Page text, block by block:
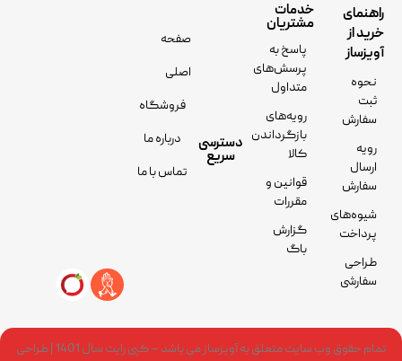
راهنمای
خرید از
آویزساز
نحوه
ثبت
سفارش
رویه
ارسال
سفارش
شیوه‌های
پرداخت
طراحی
سفارشی
خدمات
مشتریان
پاسخ به
پرسش‌های
متداول
رویه‌های
بازگرداندن
کالا
قوانین و
مقررات
گزارش
باگ
دسترسی
سریع
صفحه
اصلی
فروشگاه
درباره ما
تماس با ما
تمام حقوق وب سایت متعلق به آویزساز می باشد – کپی رایت سال 1401 | طراحی